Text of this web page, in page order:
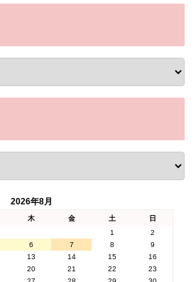
2026年8月
木 金 土
日
1
2
6 7 8
9
13 14 15
16
20 21 22
23